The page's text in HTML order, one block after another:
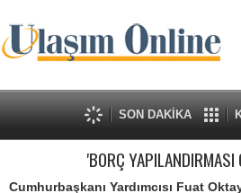
SON DAKİKA
'BORÇ YAPILANDIRMASI
Cumhurbaşkanı Yardımcısı Fuat